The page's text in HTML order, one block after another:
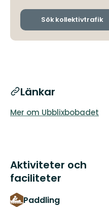
Sök kollektivtrafik
Länkar
Mer om Ubblixbobadet
Aktiviteter och
faciliteter
Paddling